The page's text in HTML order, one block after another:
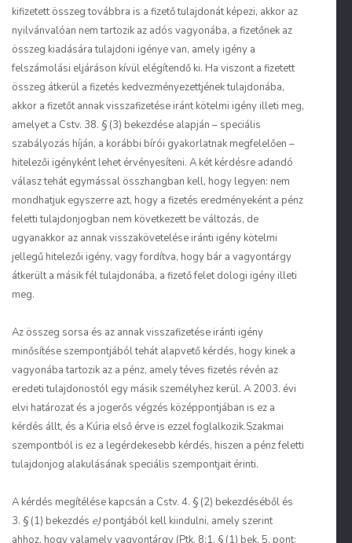
kifizetett összeg továbbra is a fizető tulajdonát képezi, akkor az
nyilvánvalóan nem tartozik az adós vagyonába, a fizetőnek az
összeg kiadására tulajdoni igénye van, amely igény a
felszámolási eljáráson kívül elégítendő ki. Ha viszont a fizetett
összeg átkerül a fizetés kedvezményezettjének tulajdonába,
akkor a fizetőt annak visszafizetése iránt kötelmi igény illeti meg,
amelyet a Cstv. 38. § (3) bekezdése alapján – speciális
szabályozás híján, a korábbi bírói gyakorlatnak megfelelően –
hitelezői igényként lehet érvényesíteni. A két kérdésre adandó
válasz tehát egymással összhangban kell, hogy legyen: nem
mondhatjuk egyszerre azt, hogy a fizetés eredményeként a pénz
feletti tulajdonjogban nem következett be változás, de
ugyanakkor az annak visszakövetelése iránti igény kötelmi
jellegű hitelezői igény, vagy fordítva, hogy bár a vagyontárgy
átkerült a másik fél tulajdonába, a fizető felet dologi igény illeti
meg.
Az összeg sorsa és az annak visszafizetése iránti igény
minősítése szempontjából tehát alapvető kérdés, hogy kinek a
vagyonába tartozik az a pénz, amely téves fizetés révén az
eredeti tulajdonostól egy másik személyhez kerül. A 2003. évi
elvi határozat és a jogerős végzés középpontjában is ez a
kérdés állt, és a Kúria első érve is ezzel foglalkozik.Szakmai
szempontból is ez a legérdekesebb kérdés, hiszen a pénz feletti
tulajdonjog alakulásának speciális szempontjait érinti.
A kérdés megítélése kapcsán a Cstv. 4. § (2) bekezdéséből és
3. § (1) bekezdés e) pontjából kell kiindulni, amely szerint
ahhoz, hogy valamely vagyontárgy (Ptk. 8:1. § (1) bek. 5. pont: